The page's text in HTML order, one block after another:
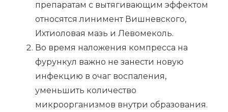
препаратам с вытягивающим эффектом
относятся линимент Вишневского,
Ихтиоловая мазь и Левомеколь.
Во время наложения компресса на
фурункул важно не занести новую
инфекцию в очаг воспаления,
уменьшить количество
микроорганизмов внутри образования.